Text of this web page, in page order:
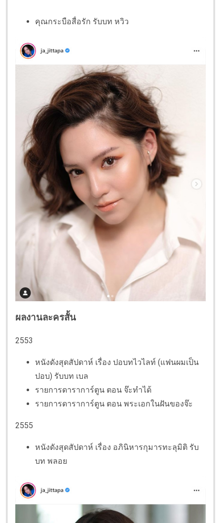
คุณกระบือสื่อรัก รับบท หวิว
ผลงานละครสั้น
2553
หนังดังสุดสัปดาห์ เรื่อง ปอบทไวไลท์ (แฟนผมเป็น
ปอบ) รับบท เบล
รายการดาราการ์ตูน ตอน จ๊ะทำได้
รายการดาราการ์ตูน ตอน พระเอกในฝันของจ๊ะ
2555
หนังดังสุดสัปดาห์ เรื่อง อภินิหารกุมารทะลุมิติ รับ
บท พลอย